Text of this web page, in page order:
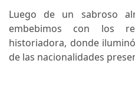
Luego de un sabroso
embebimos con los
historiadora, donde
de las nacionalidades